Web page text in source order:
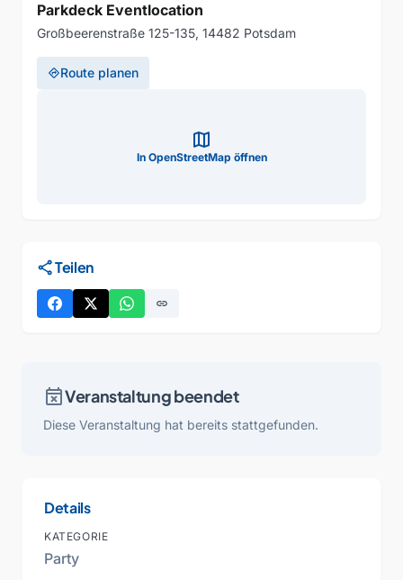
Parkdeck Eventlocation
Großbeerenstraße 125-135, 14482 Potsdam
directionsRoute planen
map
In OpenStreetMap öffnen
shareTeilen
link
event_busyVeranstaltung beendet
Diese Veranstaltung hat bereits stattgefunden.
Details
KATEGORIE
Party